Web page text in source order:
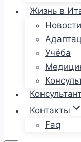
Жизнь в
Учёба
Контакты
Faq